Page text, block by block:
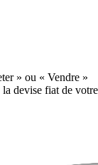
» ou « Vendre »
devise fiat de votre